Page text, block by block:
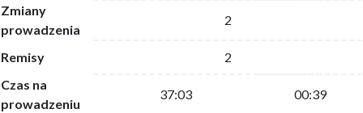
Zmiany
prowadzenia
2
Remisy
2
Czas na
prowadzeniu
37:03 00:39